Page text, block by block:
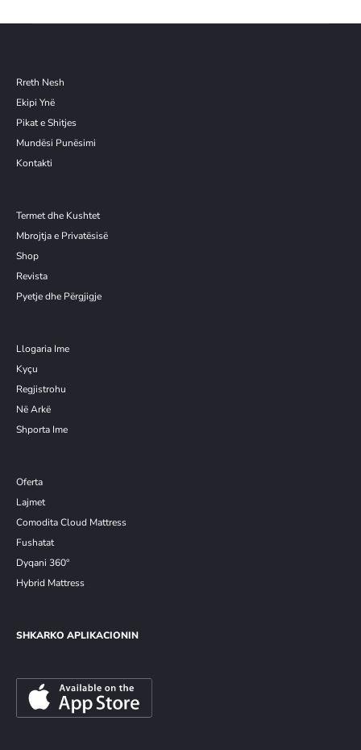
Rreth Nesh
Ekipi Ynë
Pikat e Shitjes
Mundësi Punësimi
Kontakti
Termet dhe Kushtet
Mbrojtja e Privatësisë
Shop
Revista
Pyetje dhe Përgjigje
Llogaria Ime
Kyçu
Regjistrohu
Në Arkë
Shporta Ime
Oferta
Lajmet
Comodita Cloud Mattress
Fushatat
Dyqani 360°
Hybrid Mattress
SHKARKO APLIKACIONIN